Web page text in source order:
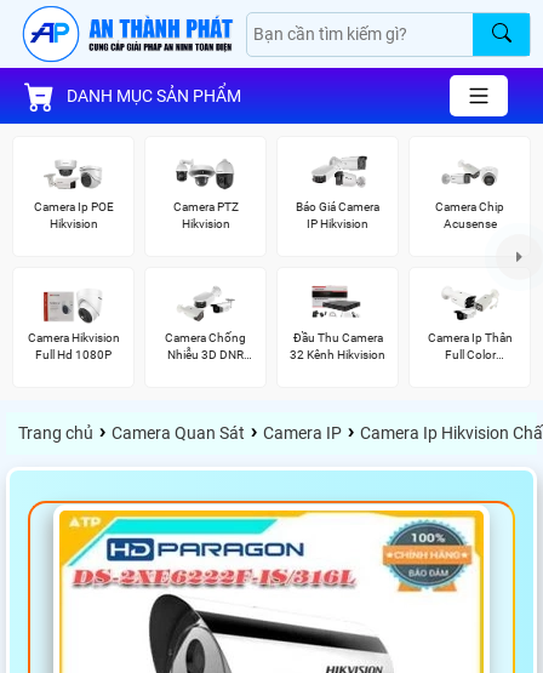
DANH MỤC SẢN PHẨM
Camera Ip POE
Hikvision
Camera PTZ
Hikvision
Báo Giá Camera
IP Hikvision
Camera Chip
Acusense
Camera Hikvision
Full Hd 1080P
Camera Chống
Nhiễu 3D DNR
Đầu Thu Camera
32 Kênh Hikvision
Camera Ip Thân
Full Color
Trang chủ › Camera Quan Sát › Camera IP › Camera Ip Hikvision